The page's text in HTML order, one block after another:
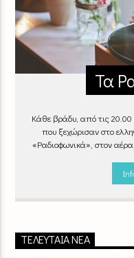
Τα
Κάθε βράδυ, από τις 20.00
που ξεχώρισαν στο
«Ραδιοφωνικά», στον αέρα
:00 –
ΤΕΛΕΥΤΑΊΑ ΝΈΑ